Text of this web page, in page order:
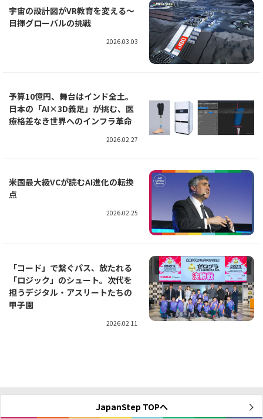
宇宙の設計図がVR教育を変える～
日揮グローバルの挑戦
2026.03.03
予算10億円、舞台はインド全土。
日本の「AI×3D義足」が挑む、医
療格差なき世界へのインフラ革命
2026.02.27
米国最大級VCが読むAI進化の転換
点
2026.02.25
「コード」で繋ぐパス、放たれる
「ロジック」のシュート。次代を
担うデジタル・アスリートたちの
甲子園
2026.02.11
JapanStep TOPへ